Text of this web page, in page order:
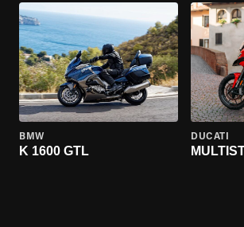
BMW
K 1600 GTL
DUCATI